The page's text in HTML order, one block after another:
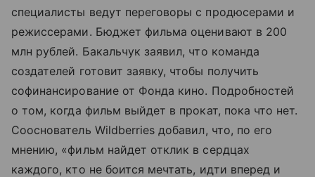
специалисты ведут переговоры с продюсерами и
режиссерами. Бюджет фильма оценивают в 200
млн рублей. Бакальчук заявил, что команда
создателей готовит заявку, чтобы получить
софинансирование от Фонда кино. Подробностей
о том, когда фильм выйдет в прокат, пока что нет.
Сооснователь Wildberries добавил, что, по его
мнению, «фильм найдет отклик в сердцах
каждого, кто не боится мечтать, идти вперед и